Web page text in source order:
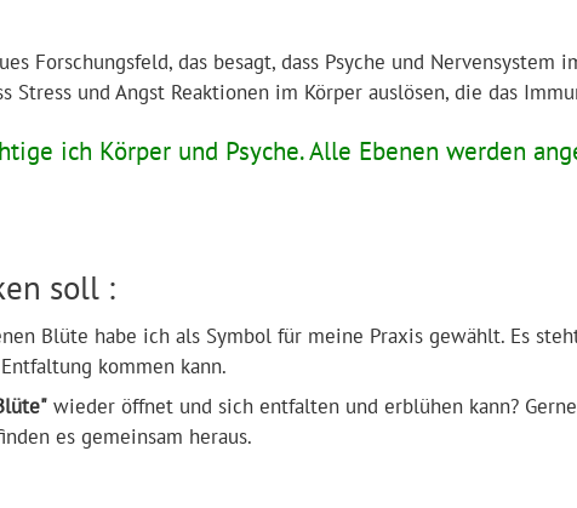
Forschungsfeld, das besagt, dass Psyche und Nervensystem
und Angst Reaktionen im Körper auslösen, die das
ich Körper und Psyche. Alle Ebenen werden
soll :
Blüte habe ich als Symbol für meine Praxis gewählt. Es
kommen kann.
wieder öffnet und sich entfalten und erblühen kann?
es gemeinsam heraus.